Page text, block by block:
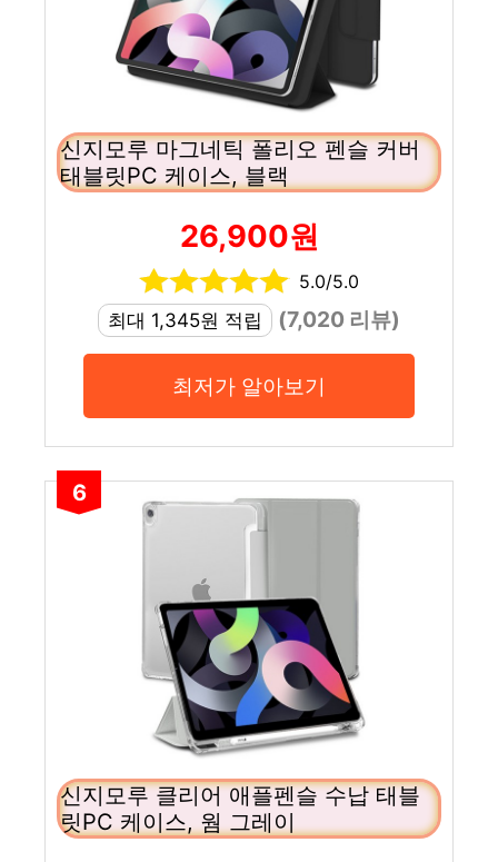
신지모루 마그네틱 폴리오 펜슬 커버
태블릿PC 케이스, 블랙
26,900원
5.0/5.0
최대 1,345원 적립
(7,020 리뷰)
최저가 알아보기
6
신지모루 클리어 애플펜슬 수납 태블
릿PC 케이스, 웜 그레이